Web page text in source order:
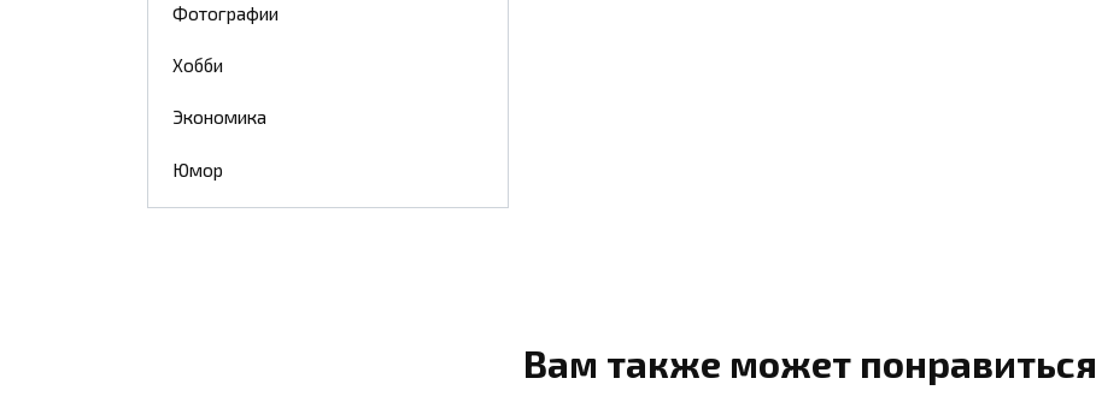
Фотографии
Хобби
Экономика
Юмор
Вам также может понравиться